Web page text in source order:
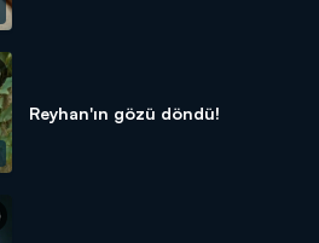
Reyhan'ın gözü döndü!